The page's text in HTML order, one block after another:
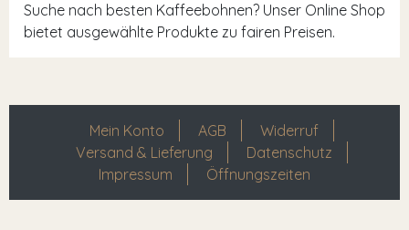
Suche nach besten Kaffeebohnen? Unser Online Shop
bietet ausgewählte Produkte zu fairen Preisen.
Mein Konto AGB
Widerruf
Versand & Lieferung
Datenschutz
Impressum
Öffnungszeiten